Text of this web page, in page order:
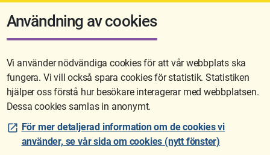
data från det förproducerade lagret. I alla övriga
leveranser sker uttagen mot datakällor som uppdateras
veckovis.
Sidan uppdaterades senast: 2026-06-11 15:55
Användning av cookies
Vi använder nödvändiga cookies för att vår webbplats ska
fungera. Vi vill också spara cookies för statistik. Statistiken
hjälper oss förstå hur besökare interagerar med webbplatsen.
Dessa cookies samlas in anonymt.
För mer detaljerad information om de cookies vi
använder, se vår sida om cookies (nytt fönster)